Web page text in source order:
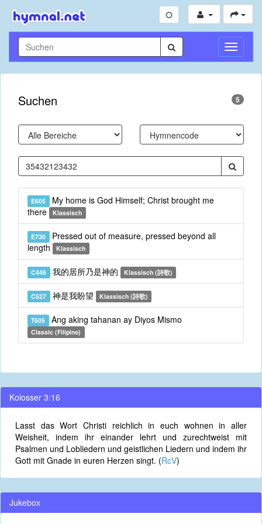
Suchen 5
E605 My home is God Himself; Christ brought me
there
Klassisch
E730 Pressed out of measure, pressed beyond all
length
Klassisch
C446 我的居所乃是神的 Klassisch (詩歌)
C527 神是我盼望 Klassisch (詩歌)
T605 Ang aking tahanan ay Diyos Mismo
Classic (Filipino)
Kolosser 3:16
Lasst das Wort Christi reichlich in euch wohnen in aller
Weisheit, indem ihr einander lehrt und zurechtweist mit
Psalmen und Lobliedern und geistlichen Liedern und indem ihr
Gott mit Gnade in euren Herzen singt. (RcV)
Jukebox